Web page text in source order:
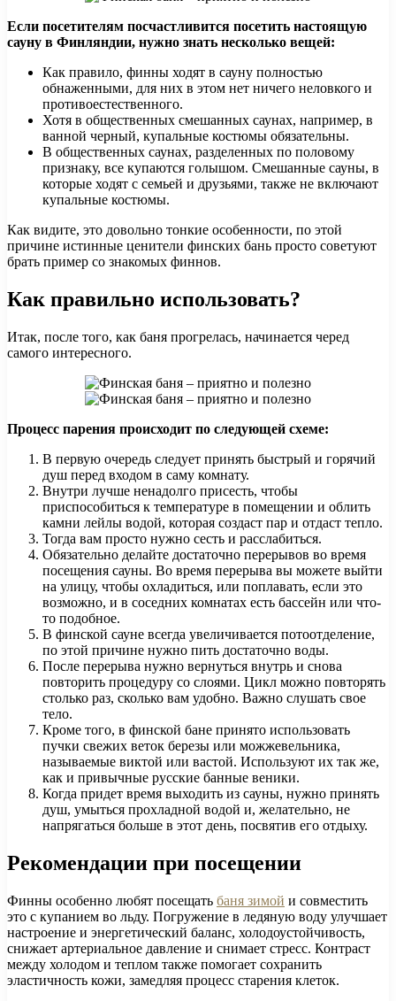
Если посетителям посчастливится посетить настоящую
сауну в Финляндии, нужно знать несколько вещей:
Как правило, финны ходят в сауну полностью
обнаженными, для них в этом нет ничего неловкого и
противоестественного.
Хотя в общественных смешанных саунах, например, в
ванной черный, купальные костюмы обязательны.
В общественных саунах, разделенных по половому
признаку, все купаются голышом. Смешанные сауны, в
которые ходят с семьей и друзьями, также не включают
купальные костюмы.
Как видите, это довольно тонкие особенности, по этой
причине истинные ценители финских бань просто советуют
брать пример со знакомых финнов.
Как правильно использовать?
Итак, после того, как баня прогрелась, начинается черед
самого интересного.
Процесс парения происходит по следующей схеме:
В первую очередь следует принять быстрый и горячий
душ перед входом в саму комнату.
Внутри лучше ненадолго присесть, чтобы
приспособиться к температуре в помещении и облить
камни лейлы водой, которая создаст пар и отдаст тепло.
Тогда вам просто нужно сесть и расслабиться.
Обязательно делайте достаточно перерывов во время
посещения сауны. Во время перерыва вы можете выйти
на улицу, чтобы охладиться, или поплавать, если это
возможно, и в соседних комнатах есть бассейн или что-
то подобное.
В финской сауне всегда увеличивается потоотделение,
по этой причине нужно пить достаточно воды.
После перерыва нужно вернуться внутрь и снова
повторить процедуру со слоями. Цикл можно повторять
столько раз, сколько вам удобно. Важно слушать свое
тело.
Кроме того, в финской бане принято использовать
пучки свежих веток березы или можжевельника,
называемые виктой или вастой. Используют их так же,
как и привычные русские банные веники.
Когда придет время выходить из сауны, нужно принять
душ, умыться прохладной водой и, желательно, не
напрягаться больше в этот день, посвятив его отдыху.
Рекомендации при посещении
Финны особенно любят посещать баня зимой и совместить
это с купанием во льду. Погружение в ледяную воду улучшает
настроение и энергетический баланс, холодоустойчивость,
снижает артериальное давление и снимает стресс. Контраст
между холодом и теплом также помогает сохранить
эластичность кожи, замедляя процесс старения клеток.